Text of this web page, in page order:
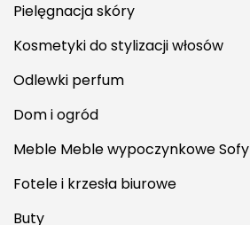
Pielęgnacja skóry
Kosmetyki do stylizacji włosów
Odlewki perfum
Dom i ogród
Meble Meble wypoczynkowe Sofy
Fotele i krzesła biurowe
Buty